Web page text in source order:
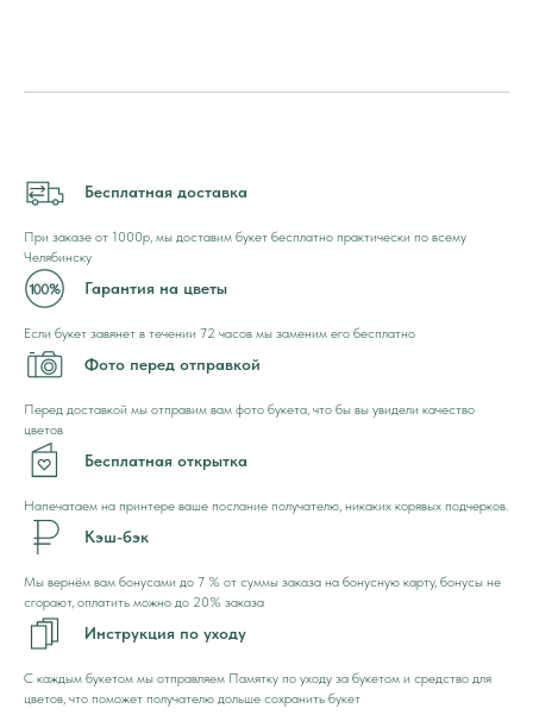
Бесплатная доставка
При заказе от 1000р, мы доставим букет бесплатно практически по всему
Челябинску
Гарантия на цветы
Если букет завянет в течении 72 часов мы заменим его бесплатно
Фото перед отправкой
Перед доставкой мы отправим вам фото букета, что бы вы увидели качество
цветов
Бесплатная открытка
Напечатаем на принтере ваше послание получателю, никаких корявых подчерков.
Кэш-бэк
Мы вернём вам бонусами до 7 % от суммы заказа на бонусную карту, бонусы не
сгорают, оплатить можно до 20% заказа
Инструкция по уходу
С каждым букетом мы отправляем Памятку по уходу за букетом и средство для
цветов, что поможет получателю дольше сохранить букет